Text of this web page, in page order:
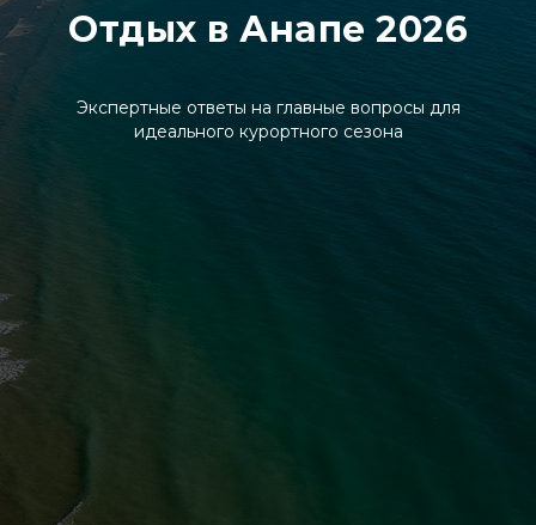
Отдых в Анапе 2026
Экспертные ответы на главные вопросы для
идеального курортного сезона